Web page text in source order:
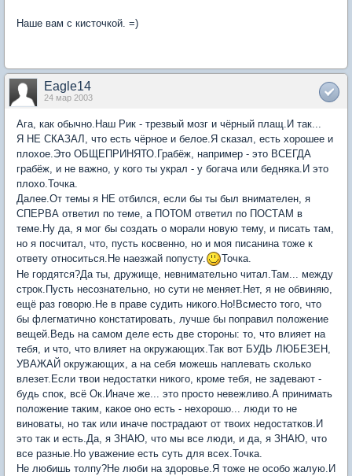
Наше вам с кисточкой. =)
Eagle14
24 мар 2003
Ага, как обычно.Наш Рик - трезвый мозг и чёрный плащ.И так...
Я НЕ СКАЗАЛ, что есть чёрное и белое.Я сказал, есть хорошее и
плохое.Это ОБЩЕПРИНЯТО.Грабёж, например - это ВСЕГДА
грабёж, и не важно, у кого ты украл - у богача или бедняка.И это
плохо.Точка.
Далее.От темы я НЕ отбился, если бы ты был внимателен, я
СПЕРВА ответил по теме, а ПОТОМ ответил по ПОСТАМ в
теме.Ну да, я мог бы создать о морали новую тему, и писать там,
но я посчитал, что, пусть косвенно, но и моя писанина тоже к
ответу относиться.Не наезжай попусту.
Точка.
Не гордятся?Да ты, дружище, невнимательно читал.Там... между
строк.Пусть несознательно, но сути не меняет.Нет, я не обвиняю,
ещё раз говорю.Не в праве судить никого.Но!Всместо того, что
бы флегматично констатировать, лучше бы поправил положение
вещей.Ведь на самом деле есть две стороны: то, что влияет на
тебя, и что, что влияет на окружающих.Так вот БУДЬ ЛЮБЕЗЕН,
УВАЖАЙ окружающих, а на себя можешь наплевать сколько
влезет.Если твои недостатки никого, кроме тебя, не задевают -
будь спок, всё Ок.Иначе же... это просто невежливо.А принимать
положение таким, какое оно есть - нехорошо... люди то не
виноваты, но так или иначе пострадают от твоих недостатков.И
это так и есть.Да, я ЗНАЮ, что мы все люди, и да, я ЗНАЮ, что
все разные.Но уважение есть суть для всех.Точка.
Не любишь толпу?Не люби на здоровье.Я тоже не особо жалую.И